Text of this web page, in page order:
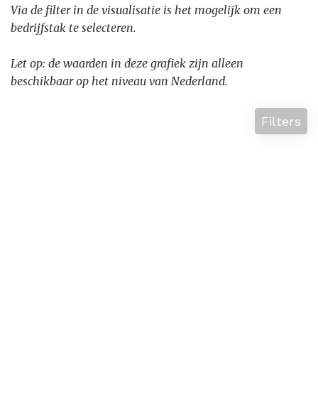
Via de filter in de visualisatie is het mogelijk om een
bedrijfstak te selecteren.
Let op: de waarden in deze grafiek zijn alleen
beschikbaar op het niveau van Nederland.
Filters